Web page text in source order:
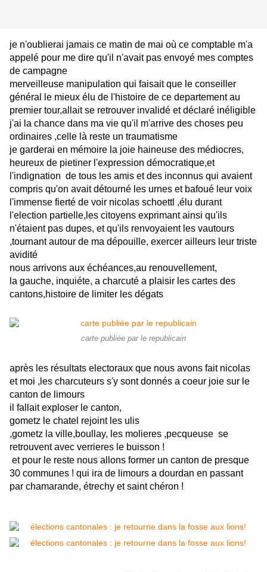
je n'oublierai jamais ce matin de mai où ce comptable m'a
appelé pour me dire qu'il n'avait pas envoyé mes comptes
de campagne
merveilleuse manipulation qui faisait que le conseiller
général le mieux élu de l'histoire de ce departement au
premier tour,allait se retrouver invalidé et déclaré inéligible
j'ai la chance dans ma vie qu'il m'arrive des choses peu
ordinaires ,celle là reste un traumatisme
je garderai en mémoire la joie haineuse des médiocres,
heureux de pietiner l'expression démocratique,et
l'indignation de tous les amis et des inconnus qui avaient
compris qu'on avait détourné les urnes et bafoué leur voix
l'immense fierté de voir nicolas schoettl ,élu durant
l'election partielle,les citoyens exprimant ainsi qu'ils
n'étaient pas dupes, et qu'ils renvoyaient les vautours
,tournant autour de ma dépouille, exercer ailleurs leur triste
avidité
nous arrivons aux échéances,au renouvellement,
la gauche, inquiéte, a charcuté a plaisir les cartes des
cantons,histoire de limiter les dégats
carte publiée par le republicain
après les résultats electoraux que nous avons fait nicolas
et moi ,les charcuteurs s'y sont donnés a coeur joie sur le
canton de limours
il fallait exploser le canton,
gometz le chatel rejoint les ulis
,gometz la ville,boullay, les molieres ,pecqueuse se
retrouvent avec verrieres le buisson !
et pour le reste nous allons former un canton de presque
30 communes ! qui ira de limours a dourdan en passant
par chamarande, étrechy et saint chéron !